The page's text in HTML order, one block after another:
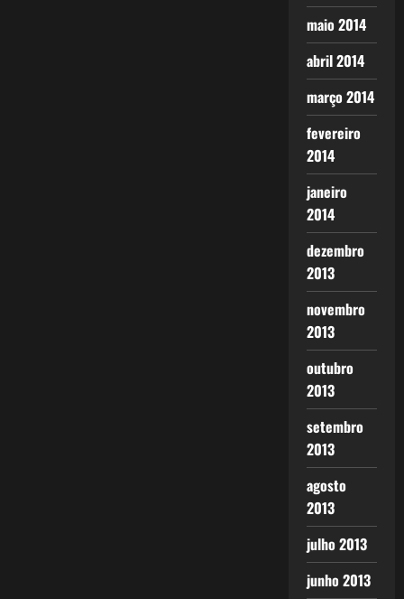
maio 2014
abril 2014
março 2014
fevereiro
2014
janeiro
2014
dezembro
2013
novembro
2013
outubro
2013
setembro
2013
agosto
2013
julho 2013
junho 2013